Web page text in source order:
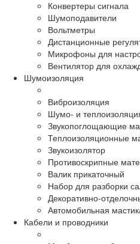
Конвертеры сигнала
Шумоподавители
Вольтметры
Дистанционные
Микрофоны для
Вентилятор для
Шумоизоляция
Виброизоляция
Шумо- и
Звукопоглощающие
Теплоизоляционные
Звукоизолятор
Противоскрипные
Валик прикаточный
Набор для разборки
Декоративно-
Автомобильная
Кабели и проводники